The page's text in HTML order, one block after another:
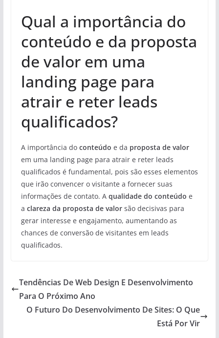
Qual a importância do
conteúdo e da proposta
de valor em uma
landing page para
atrair e reter leads
qualificados?
A importância do conteúdo e da proposta de valor
em uma landing page para atrair e reter leads
qualificados é fundamental, pois são esses elementos
que irão convencer o visitante a fornecer suas
informações de contato. A qualidade do conteúdo e
a clareza da proposta de valorsão decisivas para
gerar interesse e engajamento, aumentando as
chances de conversão de visitantes em leads
qualificados.
Tendências De Web Design E Desenvolvimento
Para O Próximo Ano
O Futuro Do Desenvolvimento De Sites: O Que
Está Por Vir